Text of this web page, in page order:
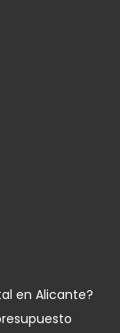
en Alicante?